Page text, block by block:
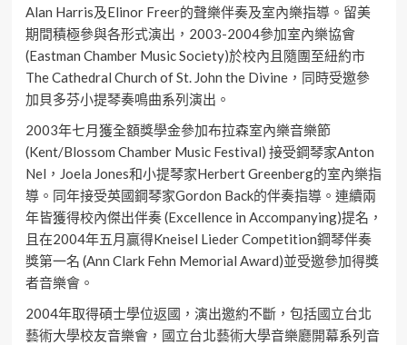
Alan Harris及Elinor Freer的聲樂伴奏及室內樂指導。留美
期間積極參與各形式演出，2003-2004參加室內樂協會
(Eastman Chamber Music Society)於校內且隨團至紐約市
The Cathedral Church of St. John the Divine，同時受邀參
加貝多芬小提琴奏鳴曲系列演出。
2003年七月獲全額獎學金參加布拉森室內樂音樂節
(Kent/Blossom Chamber Music Festival) 接受鋼琴家Anton
Nel，Joela Jones和小提琴家Herbert Greenberg的室內樂指
導。同年接受英國鋼琴家Gordon Back的伴奏指導。連續兩
年皆獲得校內傑出伴奏 (Excellence in Accompanying)提名，
且在2004年五月贏得Kneisel Lieder Competition鋼琴伴奏
獎第一名 (Ann Clark Fehn Memorial Award)並受邀參加得獎
者音樂會。
2004年取得碩士學位返國，演出邀約不斷，包括國立台北
藝術大學校友音樂會，國立台北藝術大學音樂廳開幕系列音